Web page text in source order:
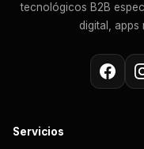
tecnológicos B2B
digital, apps
Servicios